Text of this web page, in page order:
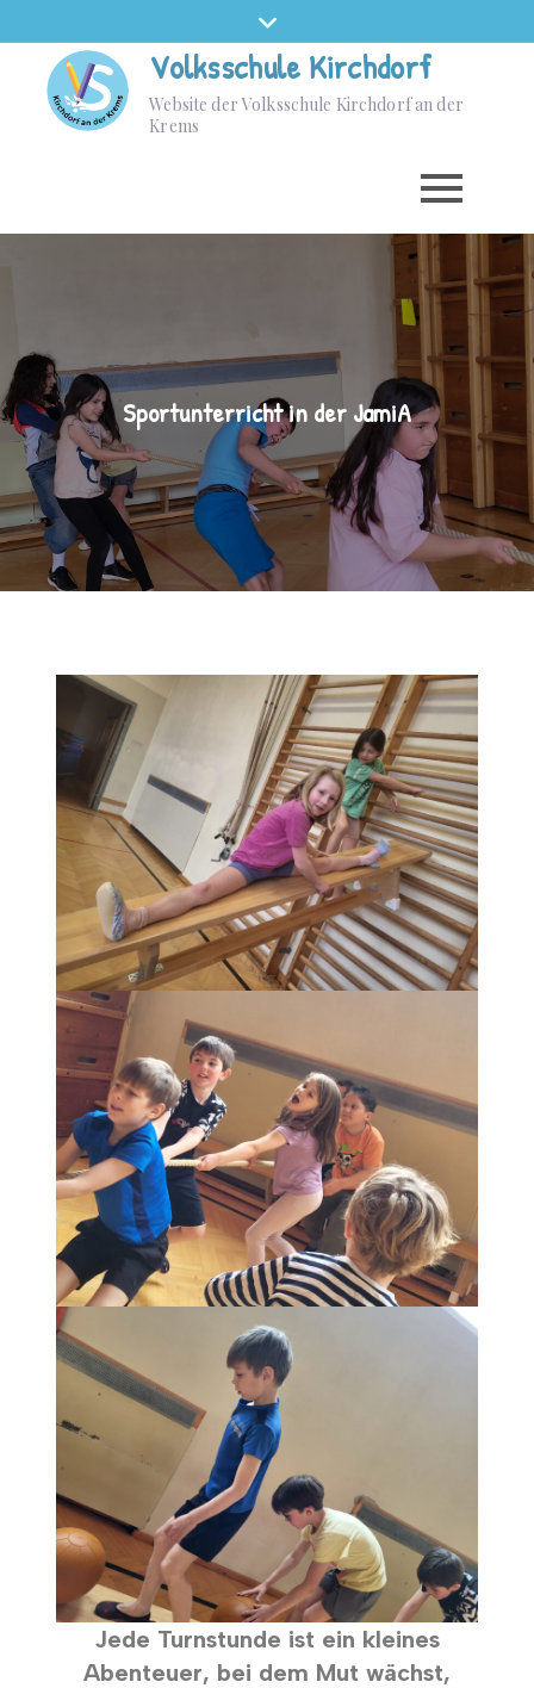
Volksschule Kirchdorf
Website der Volksschule Kirchdorf an der
Krems
Sportunterricht in der JamiA
Jede Turnstunde ist ein kleines
Abenteuer, bei dem Mut wächst,